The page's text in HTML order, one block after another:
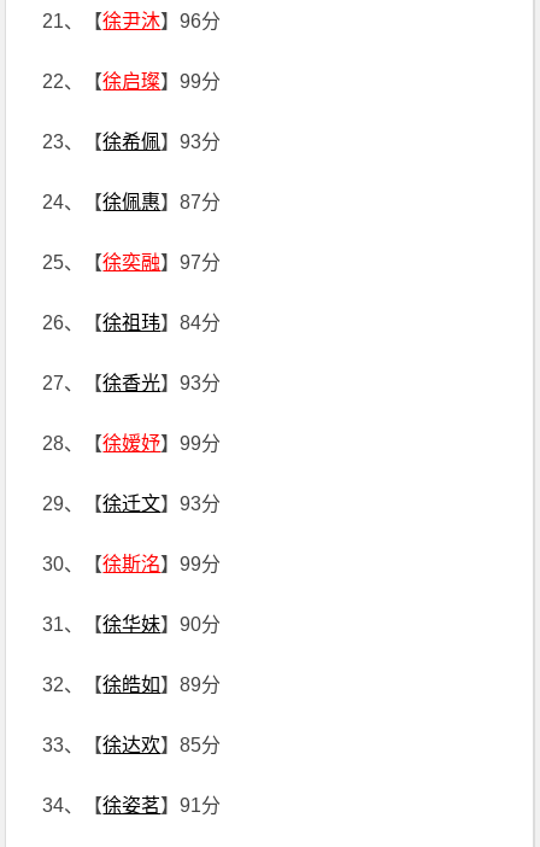
21、【徐尹沐】96分
22、【徐启璨】99分
23、【徐希佩】93分
24、【徐佩惠】87分
25、【徐奕融】97分
26、【徐祖玮】84分
27、【徐香光】93分
28、【徐嫒妤】99分
29、【徐迁文】93分
30、【徐斯洺】99分
31、【徐华妹】90分
32、【徐皓如】89分
33、【徐达欢】85分
34、【徐姿茗】91分